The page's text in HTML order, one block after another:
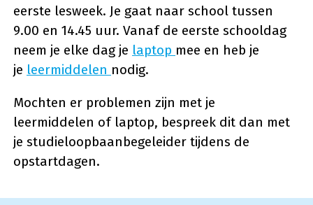
eerste lesweek. Je gaat naar school tussen
9.00 en 14.45 uur. Vanaf de eerste schooldag
neem je elke dag je laptop mee en heb je
je leermiddelen nodig.
Mochten er problemen zijn met je
leermiddelen of laptop, bespreek dit dan met
je studieloopbaanbegeleider tijdens de
opstartdagen.